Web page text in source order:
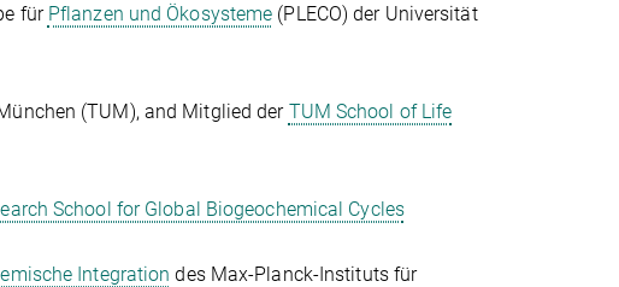
für Pflanzen und Ökosysteme (PLECO) der Universität
(TUM), and Mitglied der TUM School of Life
School for Global Biogeochemical Cycles
Integration des Max-Planck-Instituts für